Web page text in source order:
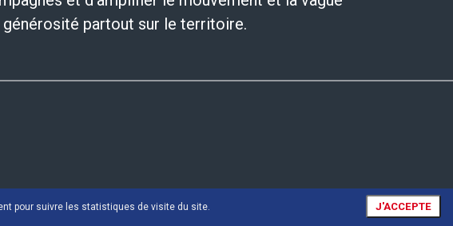
générosité partout sur le territoire.
pour suivre les statistiques de visite du site. J'ACCEPTE